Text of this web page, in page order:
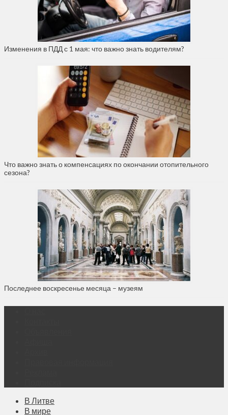
Изменения в ПДД с 1 мая: что важно знать водителям?
Что важно знать о компенсациях по окончании отопительного
сезона?
Последнее воскресенье месяца – музеям
В Литве
В мире